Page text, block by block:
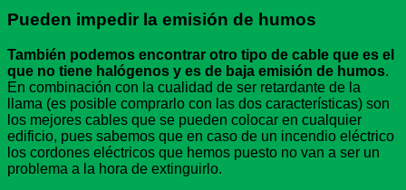
Pueden impedir la emisión de humos
También podemos encontrar otro tipo de cable que es el
que no tiene halógenos y es de baja emisión de humos.
En combinación con la cualidad de ser retardante de la
llama (es posible comprarlo con las dos características) son
los mejores cables que se pueden colocar en cualquier
edificio, pues sabemos que en caso de un incendio eléctrico
los cordones eléctricos que hemos puesto no van a ser un
problema a la hora de extinguirlo.